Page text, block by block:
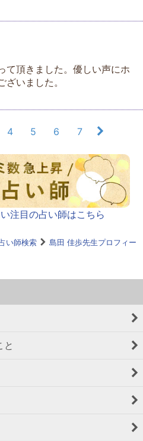
て頂きました。優しい声にホ
いました。
4 5 6 7
注目の占い師はこちら
い師検索
島田 佳歩先生プロフィー
と